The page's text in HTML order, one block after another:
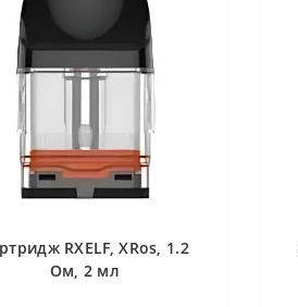
RXELF, XRos, 1.2
Ом, 2 мл